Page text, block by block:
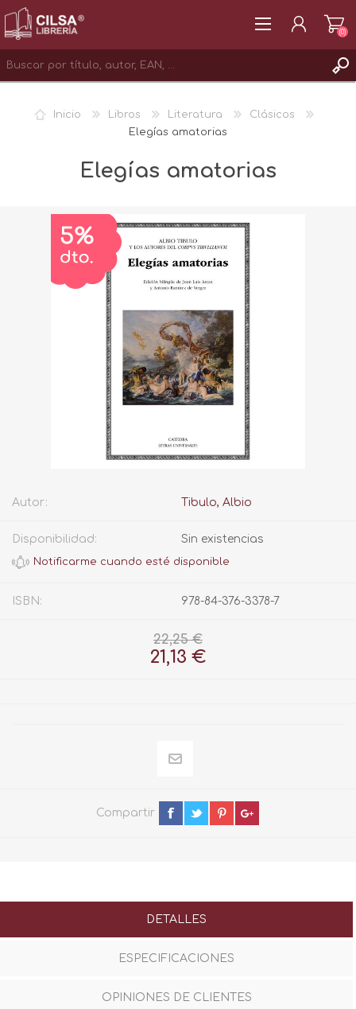
INICIAR SESIÓN
(0)
Inicio Libros Literatura
Clásicos
Elegías amatorias
Elegías amatorias
Autor: Tibulo, Albio
Disponibilidad: Sin existencias
ISBN: 978-84-376-3378-7
22,25 €
21,13 €
Compartir
DETALLES
ESPECIFICACIONES
OPINIONES DE CLIENTES